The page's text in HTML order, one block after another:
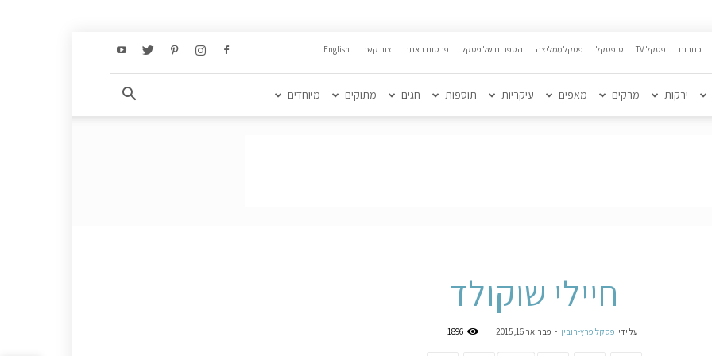
כתבות פסקל TV טיפסקל פסקל ממליצה הספרים של פסקל פרסום באתר צור קשר English
ירקות מרקים מאפים עיקריות תוספות חגים מתוקים מיוחדים
חיילי שוקולד
על ידי פסקל פרץ-רובין - פברואר 16, 2015 1896